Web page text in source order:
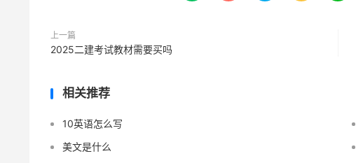
上一篇
2025二建考试教材需要买吗
相关推荐
10英语怎么写
美文是什么